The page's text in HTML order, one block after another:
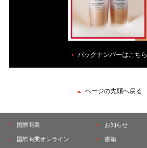
バックナンバーはこちら
ページの先頭へ戻る
国際商業
国際商業オンライン
お知らせ
書籍